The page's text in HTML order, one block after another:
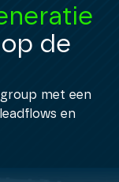
de
met een
en